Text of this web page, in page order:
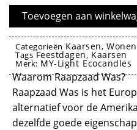
Wit
7cm
-
MY-
light
Ecocandles
aantal
Toevoegen aan
Categorieën Kaarsen,Wonen
Tags Feestdagen, Kaarsen
Merk: MY-Light Ecocandles
kaarsen
Waarom Raapzaad Was?
Raapzaad Was is het
alternatief voor de
dezelfde goede